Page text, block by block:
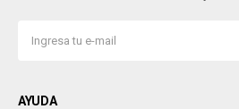
AYUDA